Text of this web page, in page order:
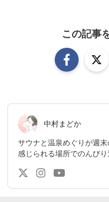
この記事
中村まどか
サウナと温泉めぐりが週
感じられる場所でのんびり